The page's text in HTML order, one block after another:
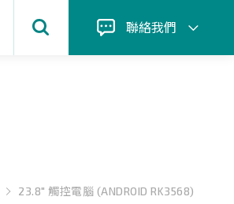
聯絡我們
23.8" 觸控電腦 (ANDROID RK3568)